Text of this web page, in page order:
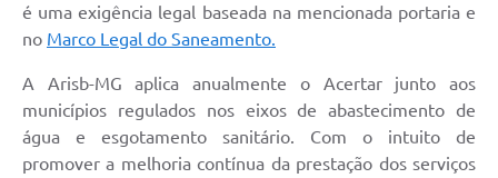
é uma exigência legal baseada na mencionada portaria e
no Marco Legal do Saneamento.
A Arisb-MG aplica anualmente o Acertar junto aos
municípios regulados nos eixos de abastecimento de
água e esgotamento sanitário. Com o intuito de
promover a melhoria contínua da prestação dos serviços